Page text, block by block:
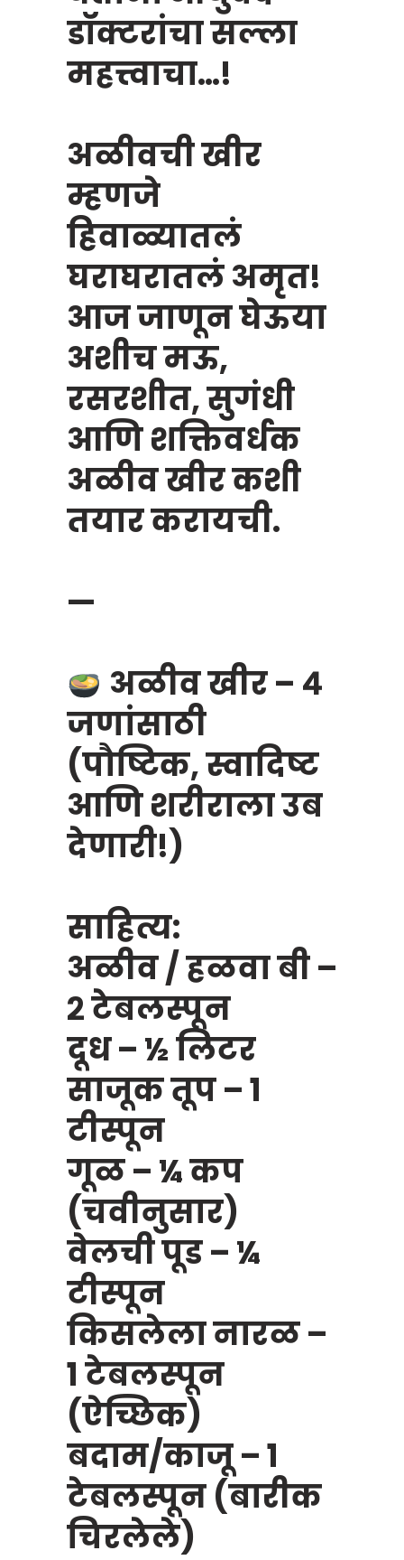
डॉक्टरांचा सल्ला
महत्त्वाचा…!
अळीवची खीर
म्हणजे
हिवाळ्यातलं
घराघरातलं अमृत!
आज जाणून घेऊया
अशीच मऊ,
रसरशीत, सुगंधी
आणि शक्तिवर्धक
अळीव खीर कशी
तयार करायची.
—
अळीव खीर – ४
जणांसाठी
(पौष्टिक, स्वादिष्ट
आणि शरीराला उब
देणारी!)
साहित्य:
अळीव / हळवा बी –
२ टेबलस्पून
दूध – ½ लिटर
साजूक तूप – १
टीस्पून
गूळ – ¼ कप
(चवीनुसार)
वेलची पूड – ¼
टीस्पून
किसलेला नारळ –
१ टेबलस्पून
(ऐच्छिक)
बदाम/काजू – १
टेबलस्पून (बारीक
चिरलेले)